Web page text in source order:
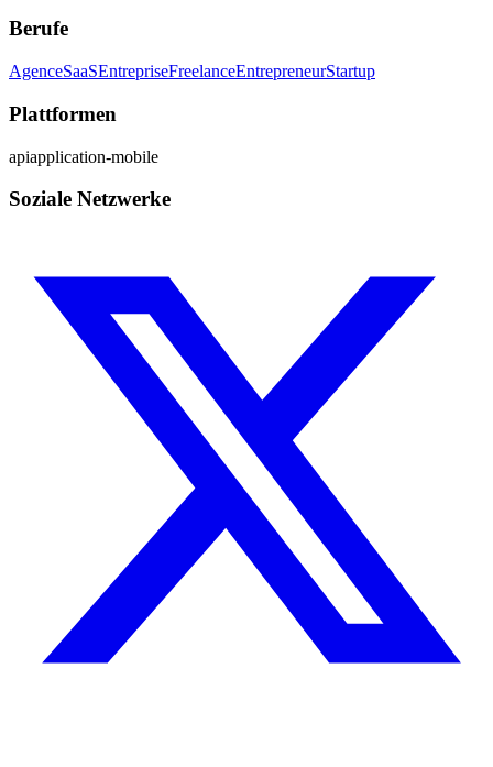
Berufe
AgenceSaaSEntrepriseFreelanceEntrepreneurStartup
Plattformen
apiapplication-mobile
Soziale Netzwerke